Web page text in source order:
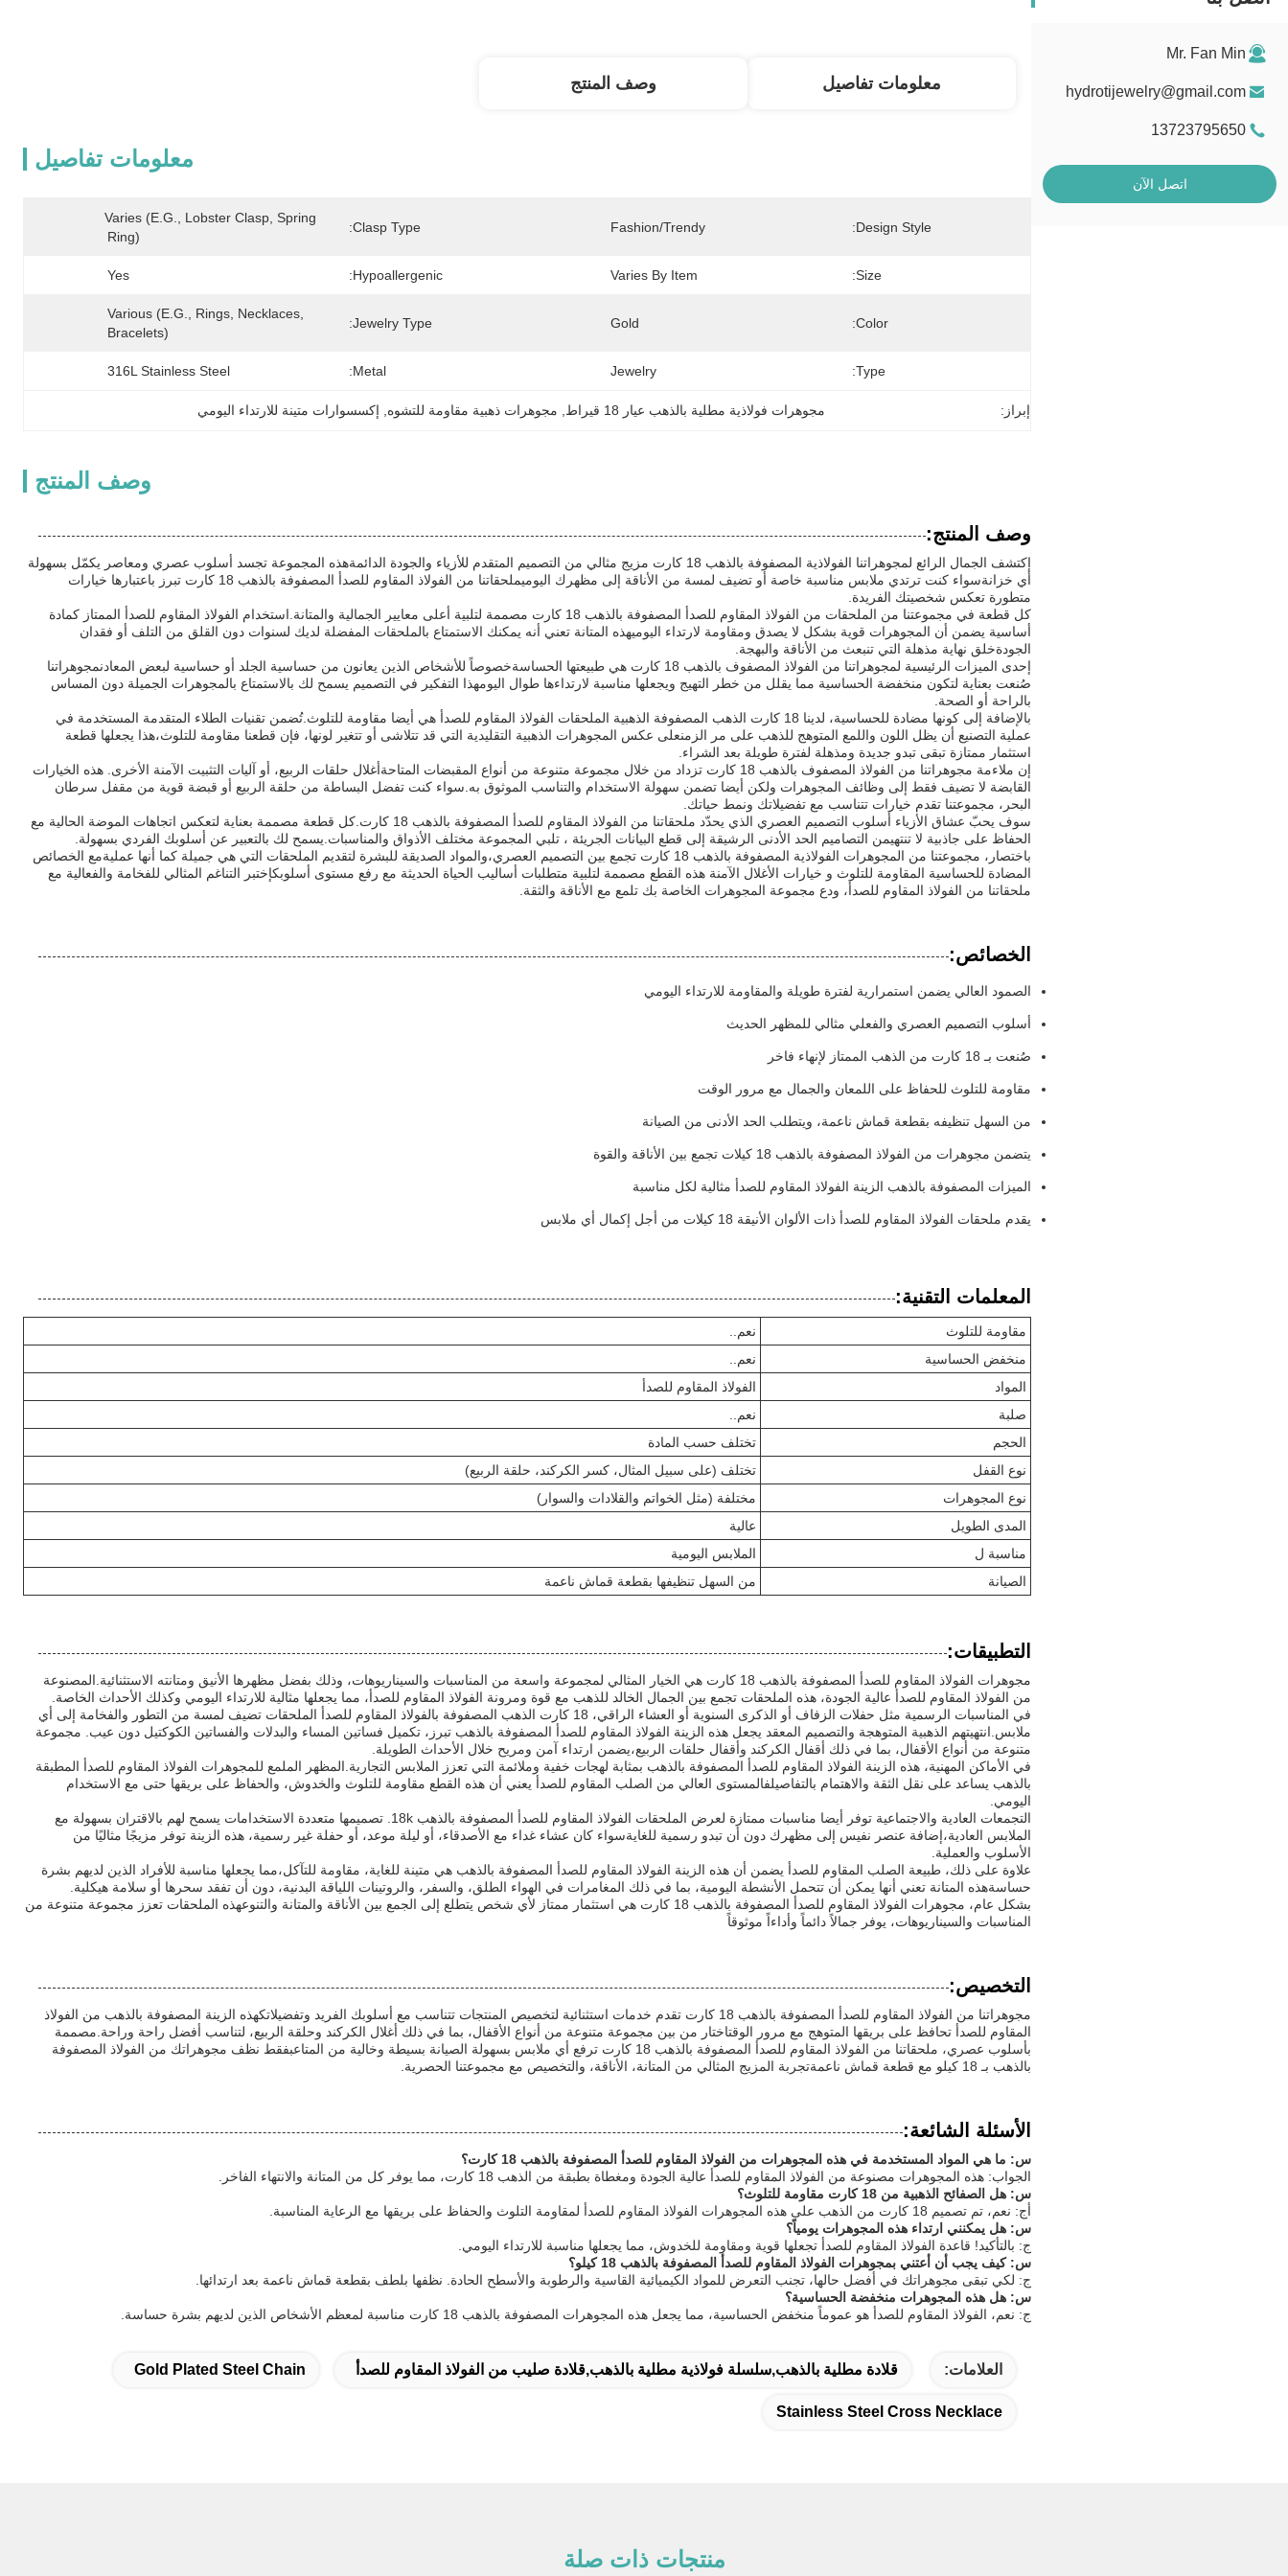
Mr. Fan Min
hydrotijewelry@gmail.com
13723795650
اتصل الآن
معلومات تفاصيل وصف المنتج
معلومات تفاصيل
Design Style:
Fashion/Trendy
Clasp Type:
Varies (e.g., Lobster Clasp, Spring
Ring)
Size:
Varies By Item
Hypoallergenic:
Yes
Color:
Gold
Jewelry Type:
Various (e.g., Rings, Necklaces,
Bracelets)
Type:
Jewelry
Metal:
316L Stainless Steel
إبراز: مجوهرات فولاذية مطلية بالذهب عيار 18 قيراط مجوهرات ذهبية مقاومة للتشوه إكسسوارات متينة للارتداء اليومي
وصف المنتج
وصف المنتج:
إكتشف الجمال الرائع لمجوهراتنا الفولاذية المصفوفة بالذهب 18 كارت مزيج مثالي من التصميم المتقدم للأزياء والجودة الدائمةهذه المجموعة تجسد أسلوب عصري ومعاصر يكمّل بسهولة
أي خزانةسواء كنت ترتدي ملابس مناسبة خاصة أو تضيف لمسة من الأناقة إلى مظهرك اليوميملحقاتنا من الفولاذ المقاوم للصدأ المصفوفة بالذهب 18 كارت تبرز باعتبارها خيارات
متطورة تعكس شخصيتك الفريدة.
كل قطعة في مجموعتنا من الملحقات من الفولاذ المقاوم للصدأ المصفوفة بالذهب 18 كارت مصممة لتلبية أعلى معايير الجمالية والمتانة.استخدام الفولاذ المقاوم للصدأ الممتاز كمادة
أساسية يضمن أن المجوهرات قوية بشكل لا يصدق ومقاومة لارتداء اليوميهذه المتانة تعني أنه يمكنك الاستمتاع بالملحقات المفضلة لديك لسنوات دون القلق من التلف أو فقدان
الجودةخلق نهاية مذهلة التي تنبعث من الأناقة والبهجة.
إحدى الميزات الرئيسية لمجوهراتنا من الفولاذ المصفوف بالذهب 18 كارت هي طبيعتها الحساسةخصوصاً للأشخاص الذين يعانون من حساسية الجلد أو حساسية لبعض المعادنمجوهراتنا
صُنعت بعناية لتكون منخفضة الحساسية مما يقلل من خطر التهيج ويجعلها مناسبة لارتداءها طوال اليومهذا التفكير في التصميم يسمح لك بالاستمتاع بالمجوهرات الجميلة دون المساس
بالراحة أو الصحة.
بالإضافة إلى كونها مضادة للحساسية، لدينا 18 كارت الذهب المصفوفة الذهبية الملحقات الفولاذ المقاوم للصدأ هي أيضا مقاومة للتلوث.تُضمن تقنيات الطلاء المتقدمة المستخدمة في
عملية التصنيع أن يظل اللون واللمع المتوهج للذهب على مر الزمنعلى عكس المجوهرات الذهبية التقليدية التي قد تتلاشى أو تتغير لونها، فإن قطعنا مقاومة للتلوث،هذا يجعلها قطعة
استثمار ممتازة تبقى تبدو جديدة ومذهلة لفترة طويلة بعد الشراء.
إن ملاءمة مجوهراتنا من الفولاذ المصفوف بالذهب 18 كارت تزداد من خلال مجموعة متنوعة من أنواع المقبضات المتاحةأغلال حلقات الربيع، أو آليات التثبيت الآمنة الأخرى. هذه الخيارات
القابضة لا تضيف فقط إلى وظائف المجوهرات ولكن أيضا تضمن سهولة الاستخدام والتناسب الموثوق به.سواء كنت تفضل البساطة من حلقة الربيع أو قبضة قوية من مقفل سرطان
البحر، مجموعتنا تقدم خيارات تتناسب مع تفضيلاتك ونمط حياتك.
سوف يحبّ عشاق الأزياء أسلوب التصميم العصري الذي يحدّد ملحقاتنا من الفولاذ المقاوم للصدأ المصفوفة بالذهب 18 كارت.كل قطعة مصممة بعناية لتعكس اتجاهات الموضة الحالية مع
الحفاظ على جاذبية لا تنتهيمن التصاميم الحد الأدنى الرشيقة إلى قطع البيانات الجريئة ، تلبي المجموعة مختلف الأذواق والمناسبات.يسمح لك بالتعبير عن أسلوبك الفردي بسهولة.
باختصار، مجموعتنا من المجوهرات الفولاذية المصفوفة بالذهب 18 كارت تجمع بين التصميم العصري،والمواد الصديقة للبشرة لتقديم الملحقات التي هي جميلة كما أنها عمليةمع الخصائص
المضادة للحساسية المقاومة للتلوث و خيارات الأغلال الآمنة هذه القطع مصممة لتلبية متطلبات أساليب الحياة الحديثة مع رفع مستوى أسلوبكإختبر التناغم المثالي للفخامة والفعالية مع
ملحقاتنا من الفولاذ المقاوم للصدأ، ودع مجموعة المجوهرات الخاصة بك تلمع مع الأناقة والثقة.
الخصائص:
الصمود العالي يضمن استمرارية لفترة طويلة والمقاومة للارتداء اليومي
أسلوب التصميم العصري والفعلي مثالي للمظهر الحديث
صُنعت بـ 18 كارت من الذهب الممتاز لإنهاء فاخر
مقاومة للتلوث للحفاظ على اللمعان والجمال مع مرور الوقت
من السهل تنظيفه بقطعة قماش ناعمة، ويتطلب الحد الأدنى من الصيانة
يتضمن مجوهرات من الفولاذ المصفوفة بالذهب 18 كيلات تجمع بين الأناقة والقوة
الميزات المصفوفة بالذهب الزينة الفولاذ المقاوم للصدأ مثالية لكل مناسبة
يقدم ملحقات الفولاذ المقاوم للصدأ ذات الألوان الأنيقة 18 كيلات من أجل إكمال أي ملابس
المعلمات التقنية:
مقاومة للتلوث
نعم..
منخفض الحساسية
نعم..
المواد
الفولاذ المقاوم للصدأ
صلبة
نعم..
الحجم
تختلف حسب المادة
نوع القفل
تختلف (على سبيل المثال، كسر الكركند، حلقة الربيع)
نوع المجوهرات
مختلفة (مثل الخواتم والقلادات والسوار)
المدى الطويل
عالية
مناسبة ل
الملابس اليومية
الصيانة
من السهل تنظيفها بقطعة قماش ناعمة
التطبيقات:
مجوهرات الفولاذ المقاوم للصدأ المصفوفة بالذهب 18 كارت هي الخيار المثالي لمجموعة واسعة من المناسبات والسيناريوهات، وذلك بفضل مظهرها الأنيق ومتانته الاستثنائية.المصنوعة
من الفولاذ المقاوم للصدأ عالية الجودة، هذه الملحقات تجمع بين الجمال الخالد للذهب مع قوة ومرونة الفولاذ المقاوم للصدأ، مما يجعلها مثالية للارتداء اليومي وكذلك الأحداث الخاصة.
في المناسبات الرسمية مثل حفلات الزفاف أو الذكرى السنوية أو العشاء الراقي، 18 كارت الذهب المصفوفة بالفولاذ المقاوم للصدأ الملحقات تضيف لمسة من التطور والفخامة إلى أي
ملابس.انتهيتهم الذهبية المتوهجة والتصميم المعقد يجعل هذه الزينة الفولاذ المقاوم للصدأ المصفوفة بالذهب تبرز، تكميل فساتين المساء والبدلات والفساتين الكوكتيل دون عيب. مجموعة
متنوعة من أنواع الأقفال، بما في ذلك أقفال الكركند وأقفال حلقات الربيع،يضمن ارتداء آمن ومريح خلال الأحداث الطويلة.
في الأماكن المهنية، هذه الزينة الفولاذ المقاوم للصدأ المصفوفة بالذهب بمثابة لهجات خفية وملائمة التي تعزز الملابس التجارية.المظهر الملمع للمجوهرات الفولاذ المقاوم للصدأ المطبقة
بالذهب يساعد على نقل الثقة والاهتمام بالتفاصيلفالمستوى العالي من الصلب المقاوم للصدأ يعني أن هذه القطع مقاومة للتلوث والخدوش، والحفاظ على بريقها حتى مع الاستخدام
اليومي.
التجمعات العادية والاجتماعية توفر أيضا مناسبات ممتازة لعرض الملحقات الفولاذ المقاوم للصدأ المصفوفة بالذهب 18k. تصميمها متعددة الاستخدامات يسمح لهم بالاقتران بسهولة مع
الملابس العادية،إضافة عنصر نفيس إلى مظهرك دون أن تبدو رسمية للغايةسواء كان عشاء غداء مع الأصدقاء، أو ليلة موعد، أو حفلة غير رسمية، هذه الزينة توفر مزيجًا مثاليًا من
الأسلوب والعملية.
علاوة على ذلك، طبيعة الصلب المقاوم للصدأ يضمن أن هذه الزينة الفولاذ المقاوم للصدأ المصفوفة بالذهب هي متينة للغاية، مقاومة للتآكل،مما يجعلها مناسبة للأفراد الذين لديهم بشرة
حساسةهذه المتانة تعني أنها يمكن أن تتحمل الأنشطة اليومية، بما في ذلك المغامرات في الهواء الطلق، والسفر، والروتينات اللياقة البدنية، دون أن تفقد سحرها أو سلامة هيكلية.
بشكل عام، مجوهرات الفولاذ المقاوم للصدأ المصفوفة بالذهب 18 كارت هي استثمار ممتاز لأي شخص يتطلع إلى الجمع بين الأناقة والمتانة والتنوعهذه الملحقات تعزز مجموعة متنوعة من
المناسبات والسيناريوهات، يوفر جمالاً دائماً وأداءاً موثوقاً
التخصيص:
مجوهراتنا من الفولاذ المقاوم للصدأ المصفوفة بالذهب 18 كارت تقدم خدمات استثنائية لتخصيص المنتجات تتناسب مع أسلوبك الفريد وتفضيلاتكهذه الزينة المصفوفة بالذهب من الفولاذ
المقاوم للصدأ تحافظ على بريقها المتوهج مع مرور الوقتاختار من بين مجموعة متنوعة من أنواع الأقفال، بما في ذلك أغلال الكركند وحلقة الربيع، لتناسب أفضل راحة وراحة.مصممة
بأسلوب عصري، ملحقاتنا من الفولاذ المقاوم للصدأ المصفوفة بالذهب 18 كارت ترفع أي ملابس بسهولة الصيانة بسيطة وخالية من المتاعبفقط نظف مجوهراتك من الفولاذ المصفوفة
بالذهب بـ 18 كيلو مع قطعة قماش ناعمةتجربة المزيج المثالي من المتانة، الأناقة، والتخصيص مع مجموعتنا الحصرية.
الأسئلة الشائعة:
س: ما هي المواد المستخدمة في هذه المجوهرات من الفولاذ المقاوم للصدأ المصفوفة بالذهب 18 كارت؟
الجواب: هذه المجوهرات مصنوعة من الفولاذ المقاوم للصدأ عالية الجودة ومغطاة بطبقة من الذهب 18 كارت، مما يوفر كل من المتانة والانتهاء الفاخر.
س: هل الصفائح الذهبية من 18 كارت مقاومة للتلوث؟
أج: نعم، تم تصميم 18 كارت من الذهب على هذه المجوهرات الفولاذ المقاوم للصدأ لمقاومة التلوث والحفاظ على بريقها مع الرعاية المناسبة.
س: هل يمكنني ارتداء هذه المجوهرات يومياً؟
ج: بالتأكيد! قاعدة الفولاذ المقاوم للصدأ تجعلها قوية ومقاومة للخدوش، مما يجعلها مناسبة للارتداء اليومي.
س: كيف يجب أن أعتني بمجوهرات الفولاذ المقاوم للصدأ المصفوفة بالذهب 18 كيلو؟
ج: لكي تبقى مجوهراتك في أفضل حالها، تجنب التعرض للمواد الكيميائية القاسية والرطوبة والأسطح الحادة. نظفها بلطف بقطعة قماش ناعمة بعد ارتدائها.
س: هل هذه المجوهرات منخفضة الحساسية؟
ج: نعم، الفولاذ المقاوم للصدأ هو عموماً منخفض الحساسية، مما يجعل هذه المجوهرات المصفوفة بالذهب 18 كارت مناسبة لمعظم الأشخاص الذين لديهم بشرة حساسة.
العلامات: قلادة مطلية بالذهب,سلسلة فولاذية مطلية بالذهب,قلادة صليب من الفولاذ المقاوم للصدأ Gold Plated Steel Chain
Stainless Steel Cross Necklace
منتجات ذات صلة